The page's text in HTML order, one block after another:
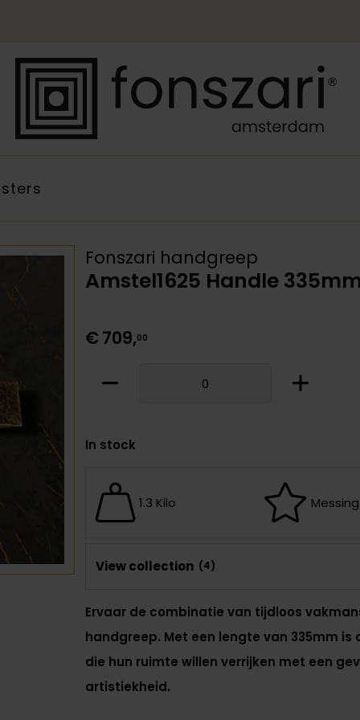
Fonszari handgreep
Amstel1625 Handle
€ 709,00
In stock
1.3 Kilo Messing
View collection (4)
Ervaar de combinatie van tijdloos
handgreep. Met een lengte van 335mm
die hun ruimte willen verrijken met een
artistiekheid.